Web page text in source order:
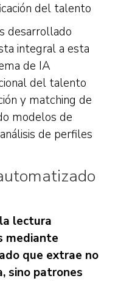
del talento
desarrollado
integral a esta
de IA
del talento
y matching de
modelos de
de perfiles
lectura
mediante
que extrae no
sino patrones